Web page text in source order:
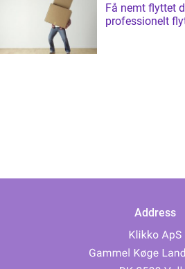
Få nemt flyttet
professionelt
Address